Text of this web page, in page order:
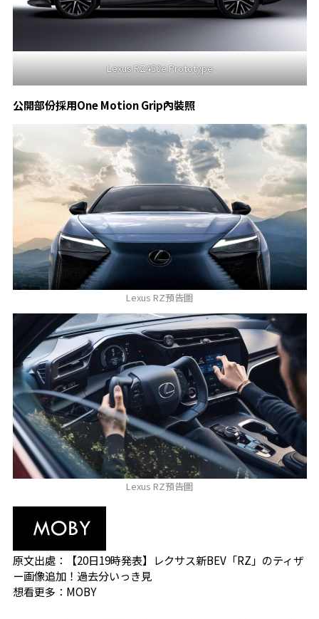
Lexus RZ450e Prototype
公開部份採用One Motion Grip內裝照
Lexus RZ預告圖
Lexus RZ預告圖
原文出處：
【20日19時発表】レクサス新BEV「RZ」のティザ
ー画像追加！過去分いっき見
想看更多： MOBY